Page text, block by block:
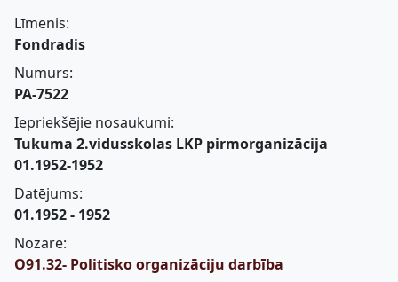
Līmenis:
Fondradis
Numurs:
PA-7522
Iepriekšējie nosaukumi:
Tukuma 2.vidusskolas LKP pirmorganizācija
01.1952-1952
Datējums:
01.1952 - 1952
Nozare:
O91.32- Politisko organizāciju darbība